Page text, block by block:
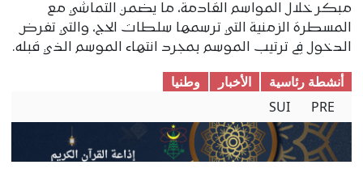
مبكر خلال المواسم القادمة، ما يضمن التماشي مع
المسطرة الزمنية التي ترسمها سلطات الحج، والتي تفرض
الدخول في ترتيب الموسم بمجرد انتهاء الموسم الذي قبله.
أنشطة رئاسية الأخبار
وطنیا
PRE
SUI